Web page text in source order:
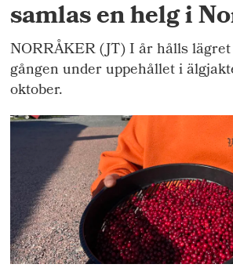
samlas en helg i
NORRÅKER (JT) I år hålls
gången under uppehållet i
oktober.